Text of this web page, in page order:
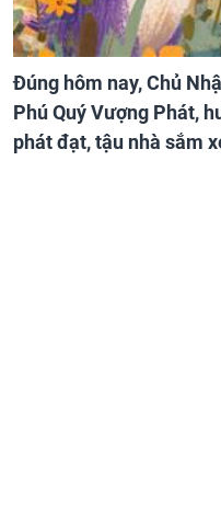
Đúng hôm nay, Chủ
Phú Quý Vượng Phát,
phát đạt, tậu nhà sắm